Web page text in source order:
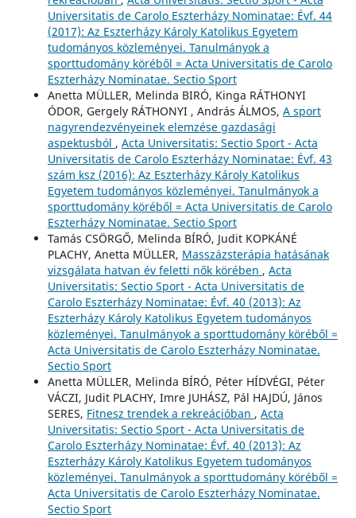
Universitatis de Carolo Eszterházy Nominatae: Évf. 44
(2017): Az Eszterházy Károly Katolikus Egyetem
tudományos közleményei. Tanulmányok a
sporttudomány köréből = Acta Universitatis de Carolo
Eszterházy Nominatae. Sectio Sport
Anetta MÜLLER, Melinda BIRÓ, Kinga RÁTHONYI
ÓDOR, Gergely RÁTHONYI , András ÁLMOS, A sport
nagyrendezvényeinek elemzése gazdasági
aspektusból , Acta Universitatis: Sectio Sport - Acta
Universitatis de Carolo Eszterházy Nominatae: Évf. 43
szám ksz (2016): Az Eszterházy Károly Katolikus
Egyetem tudományos közleményei. Tanulmányok a
sporttudomány köréből = Acta Universitatis de Carolo
Eszterházy Nominatae. Sectio Sport
Tamás CSÖRGŐ, Melinda BÍRÓ, Judit KOPKÁNÉ
PLACHY, Anetta MÜLLER, Masszázsterápia hatásának
vizsgálata hatvan év feletti nők körében , Acta
Universitatis: Sectio Sport - Acta Universitatis de
Carolo Eszterházy Nominatae: Évf. 40 (2013): Az
Eszterházy Károly Katolikus Egyetem tudományos
közleményei. Tanulmányok a sporttudomány köréből =
Acta Universitatis de Carolo Eszterházy Nominatae.
Sectio Sport
Anetta MÜLLER, Melinda BÍRÓ, Péter HÍDVÉGI, Péter
VÁCZI, Judit PLACHY, Imre JUHÁSZ, Pál HAJDÚ, János
SERES, Fitnesz trendek a rekreációban , Acta
Universitatis: Sectio Sport - Acta Universitatis de
Carolo Eszterházy Nominatae: Évf. 40 (2013): Az
Eszterházy Károly Katolikus Egyetem tudományos
közleményei. Tanulmányok a sporttudomány köréből =
Acta Universitatis de Carolo Eszterházy Nominatae.
Sectio Sport